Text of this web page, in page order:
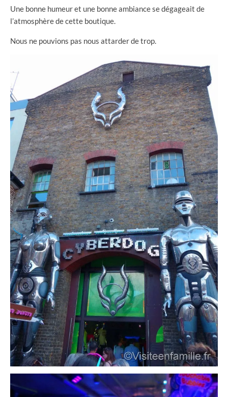
Une bonne humeur et une bonne ambiance se dégageait de
l’atmosphère de cette boutique.
Nous ne pouvions pas nous attarder de trop.